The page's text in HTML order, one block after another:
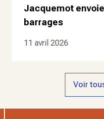
Jacquemot
barrages
11 avril 2026
Voir